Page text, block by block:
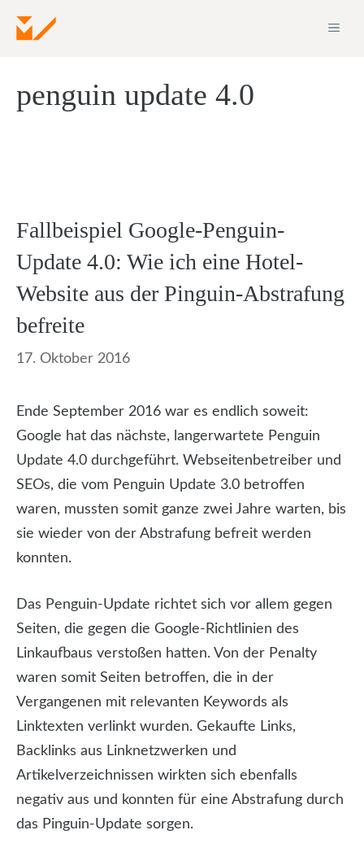
Inhalt
penguin update 4.0
Fallbeispiel Google-Penguin-
Update 4.0: Wie ich eine Hotel-
Website aus der Pinguin-Abstrafung
befreite
17. Oktober 2016
Ende September 2016 war es endlich soweit:
Google hat das nächste, langerwartete Penguin
Update 4.0 durchgeführt. Webseitenbetreiber und
SEOs, die vom Penguin Update 3.0 betroffen
waren, mussten somit ganze zwei Jahre warten, bis
sie wieder von der Abstrafung befreit werden
konnten.
Das Penguin-Update richtet sich vor allem gegen
Seiten, die gegen die Google-Richtlinien des
Linkaufbaus verstoßen hatten. Von der Penalty
waren somit Seiten betroffen, die in der
Vergangenen mit relevanten Keywords als
Linktexten verlinkt wurden. Gekaufte Links,
Backlinks aus Linknetzwerken und
Artikelverzeichnissen wirkten sich ebenfalls
negativ aus und konnten für eine Abstrafung durch
das Pinguin-Update sorgen.